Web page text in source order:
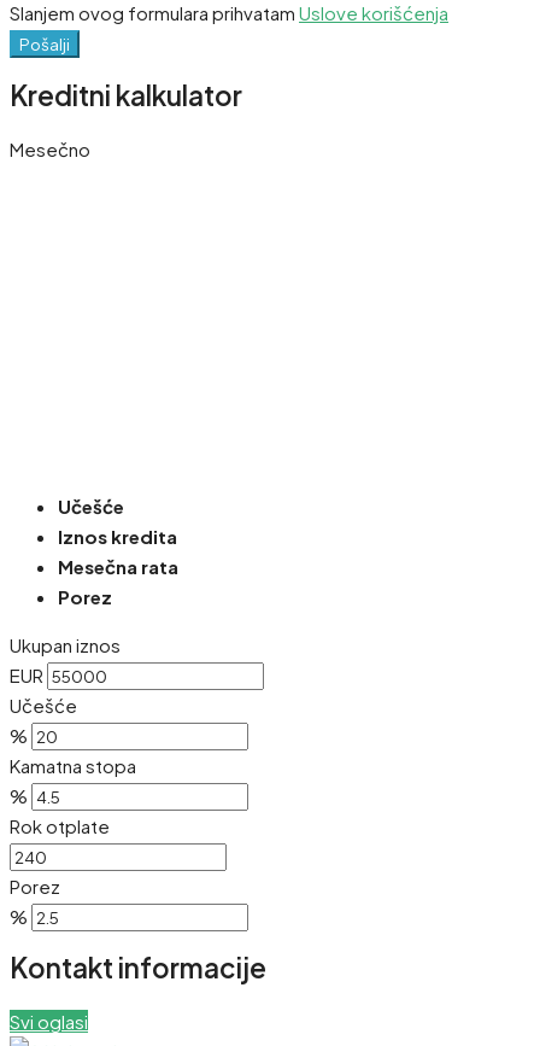
Slanjem ovog formulara prihvatam Uslove korišćenja
Pošalji
Kreditni kalkulator
Mesečno
Učešće
Iznos kredita
Mesečna rata
Porez
Ukupan iznos
EUR
Učešće
%
Kamatna stopa
%
Rok otplate
Porez
%
Kontakt informacije
Svi oglasi